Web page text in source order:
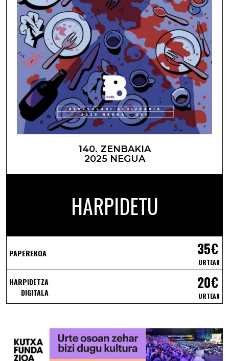
140. ZENBAKIA
2025 NEGUA
HARPIDETU
PAPEREKOA 35€
URTEAN
HARPIDETZA
DIGITALA
20€
URTEAN